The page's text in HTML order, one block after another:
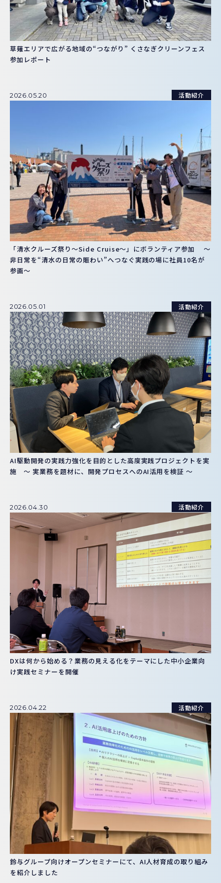
草薙エリアで広がる地域の“つながり” くさなぎクリーンフェス
参加レポート
2026.05.20 活動紹介
「清水クルーズ祭り～Side Cruise～」にボランティア参加 ～
非日常を“清水の日常の賑わい”へつなぐ実践の場に社員10名が
参画～
2026.05.01 活動紹介
AI駆動開発の実践力強化を目的とした高度実践プロジェクトを実
施 ～ 実業務を題材に、開発プロセスへのAI活用を検証 ～
2026.04.30 活動紹介
DXは何から始める？業務の見える化をテーマにした中小企業向
け実践セミナーを開催
2026.04.22 活動紹介
鈴与グループ向けオープンセミナーにて、AI人材育成の取り組み
を紹介しました